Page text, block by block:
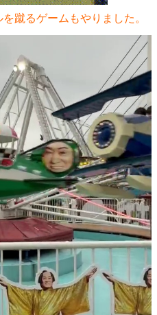
蹴るゲームもやりました。